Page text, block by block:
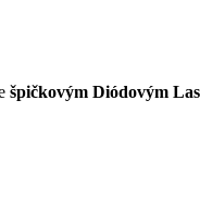
špičkovým Diódovým